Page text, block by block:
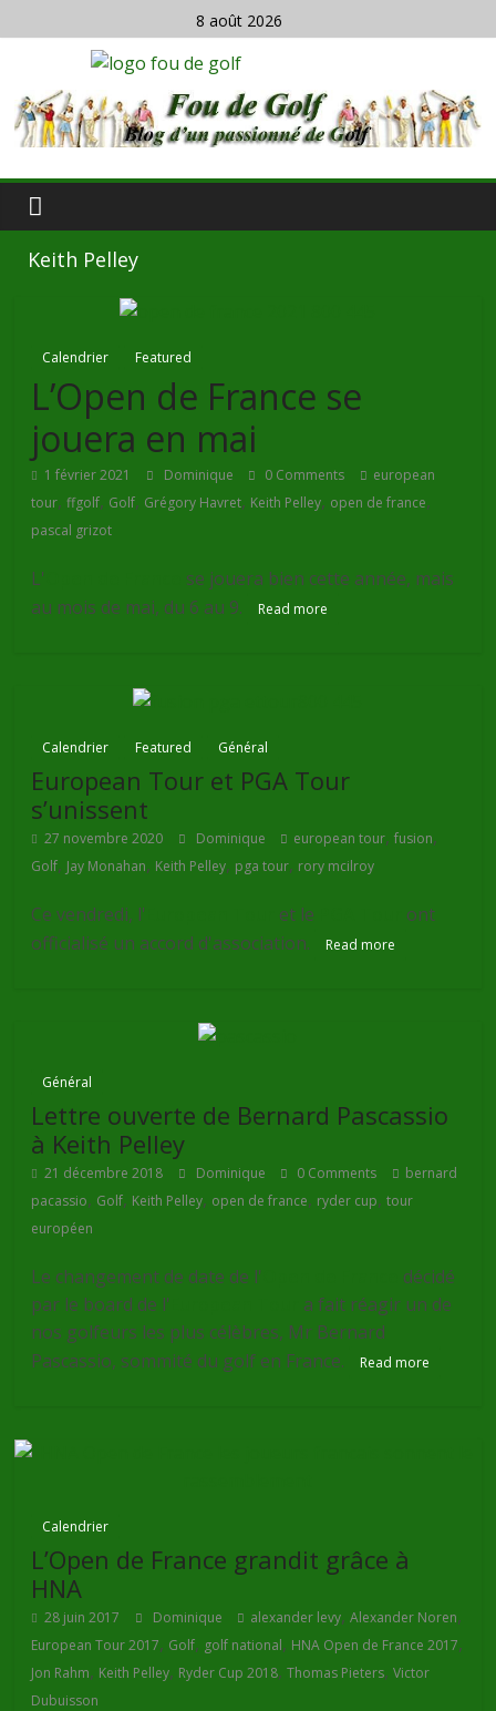
8 août 2026
Keith Pelley
Calendrier Featured
L’Open de France se
jouera en mai
1 février 2021 Dominique 0 Comments
european
tour,ffgolf, Golf, Grégory Havret, Keith Pelley, open de france,
pascal grizot
L'
se jouera bien cette année, mais
au mois de mai, du 6 au 9.
Read more
Calendrier Featured Général
European Tour et PGA Tour
s’unissent
27 novembre 2020 Dominique european tour,fusion,
Golf, Jay Monahan, Keith Pelley, pga tour, rory mcilroy
Ce vendredi, l' et le
ont
officialisé un accord d'association.
Read more
Général
Lettre ouverte de Bernard Pascassio
à Keith Pelley
21 décembre 2018 Dominique 0 Comments
bernard
pacassio, Golf, Keith Pelley, open de france, ryder cup,tour
européen
Le changement de date de l'
décidé
par le board de l'
a fait réagir un de
nos golfeurs les plus célèbres, Mr Bernard
Pascassio, sommité du golf en France.
Read more
Calendrier
L’Open de France grandit grâce à
HNA
28 juin 2017 Dominique alexander levy,Alexander Noren,
European Tour 2017, Golf, golf national, HNA Open de France 2017,
Jon Rahm, Keith Pelley, Ryder Cup 2018,Thomas Pieters,Victor
Dubuisson